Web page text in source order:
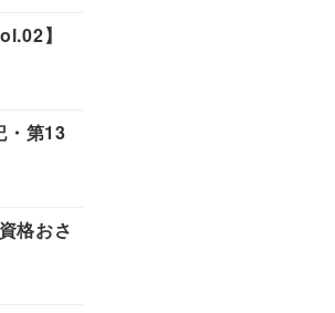
】
・第13
格おさ